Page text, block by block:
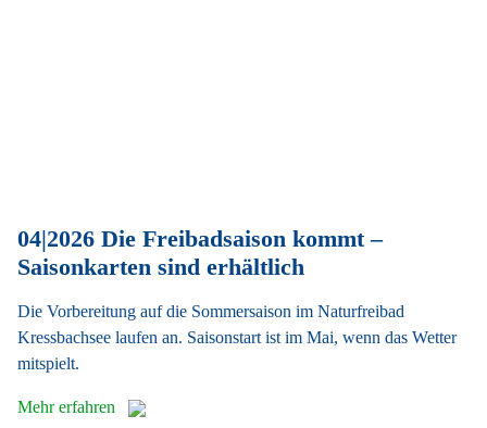
04|2026 Die Freibadsaison kommt –
Saisonkarten sind erhältlich
Die Vorbereitung auf die Sommersaison im Naturfreibad
Kressbachsee laufen an. Saisonstart ist im Mai, wenn das Wetter
mitspielt.
Mehr erfahren